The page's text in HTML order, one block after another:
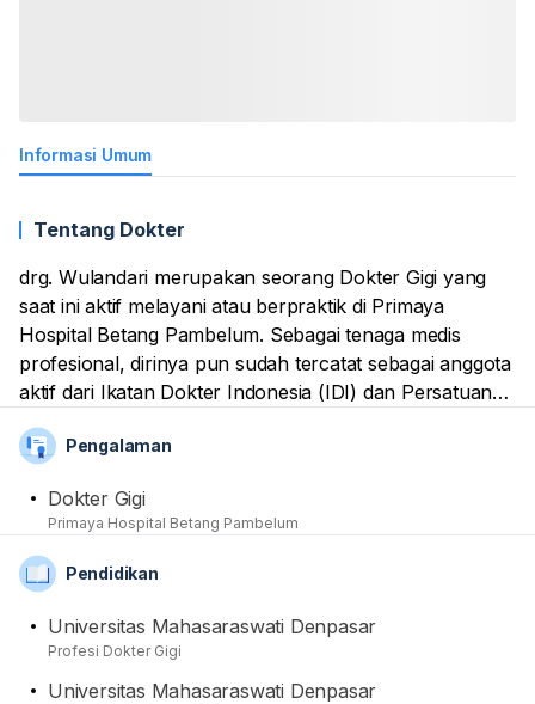
Informasi Umum
Tentang Dokter
drg. Wulandari merupakan seorang Dokter Gigi yang
saat ini aktif melayani atau berpraktik di Primaya
Hospital Betang Pambelum. Sebagai tenaga medis
profesional, dirinya pun sudah tercatat sebagai anggota
aktif dari Ikatan Dokter Indonesia (IDI) dan Persatuan
Dokter Gigi Indonesia (PDGI). Dirinya dapat membantu
para pasien yang memiliki keluhan kesehatan seputar
tindakan pemeriksaan dan pengobatan yang diperlukan.
Dari sisi akademis, beliau telah menyelesaikan
pendidikan Sarjana Kedokteran dan Profesi di
Universitas Mahasaraswati Denpasar.
Pengalaman
Dokter Gigi
Primaya Hospital Betang Pambelum
Pendidikan
Universitas Mahasaraswati Denpasar
Profesi Dokter Gigi
Universitas Mahasaraswati Denpasar